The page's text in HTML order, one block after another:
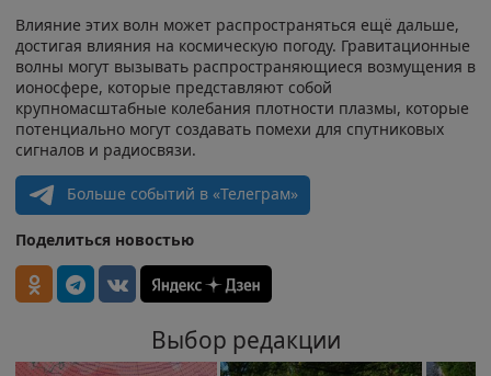
Влияние этих волн может распространяться ещё дальше,
достигая влияния на космическую погоду. Гравитационные
волны могут вызывать распространяющиеся возмущения в
ионосфере, которые представляют собой
крупномасштабные колебания плотности плазмы, которые
потенциально могут создавать помехи для спутниковых
сигналов и радиосвязи.
Больше событий в «Телеграм»
Поделиться новостью
Выбор редакции